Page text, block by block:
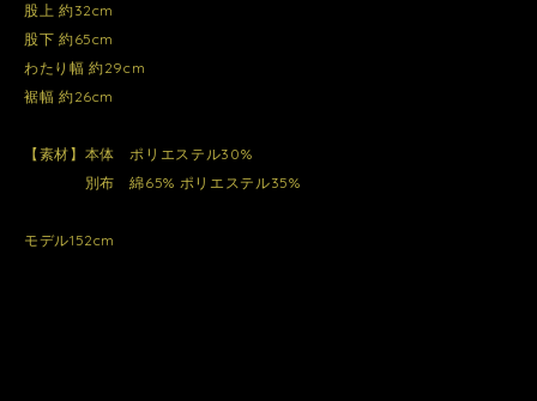
股上 約32cm
股下 約65cm
わたり幅 約29cm
裾幅 約26cm
【素材】本体 ポリエステル30%
別布 綿65% ポリエステル35%
モデル152cm